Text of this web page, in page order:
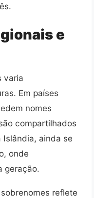
e
varia
Em países
nomes
compartilhados
Islândia, ainda se
onde
geração.
reflete